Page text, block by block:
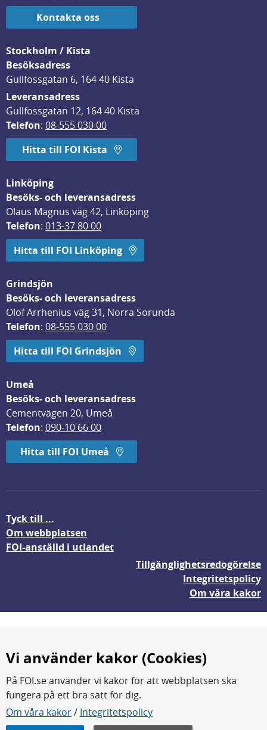
Kontakta oss
Stockholm / Kista
Besöksadress
Gullfossgatan 6, 164 40 Kista
Leveransadress
Gullfossgatan 12, 164 40 Kista
Telefon: 08-555 030 00
Hitta till FOI Kista
Linköping
Besöks- och leveransadress
Olaus Magnus väg 42, Linköping
Telefon: 013-37 80 00
Hitta till FOI Linköping
Grindsjön
Besöks- och leveransadress
Olof Arrhenius väg 31, Norra Sorunda
Telefon: 08-555 030 00
Hitta till FOI Grindsjön
Umeå
Besöks- och leveransadress
Cementvägen 20, Umeå
Telefon: 090-10 66 00
Hitta till FOI Umeå
Tyck till ...
Om webbplatsen
FOI-anställd i utlandet
Tillgänglighetsredogörelse
Integritetspolicy
Om våra kakor
FOI forskar för en säkrare värld.
FOI:s kärnverksamhet är forskning, metod- och
Vi använder kakor (Cookies)
På FOI.se använder vi kakor för att webbplatsen ska
fungera på ett bra sätt för dig.
Om våra kakor/ Integritetspolicy